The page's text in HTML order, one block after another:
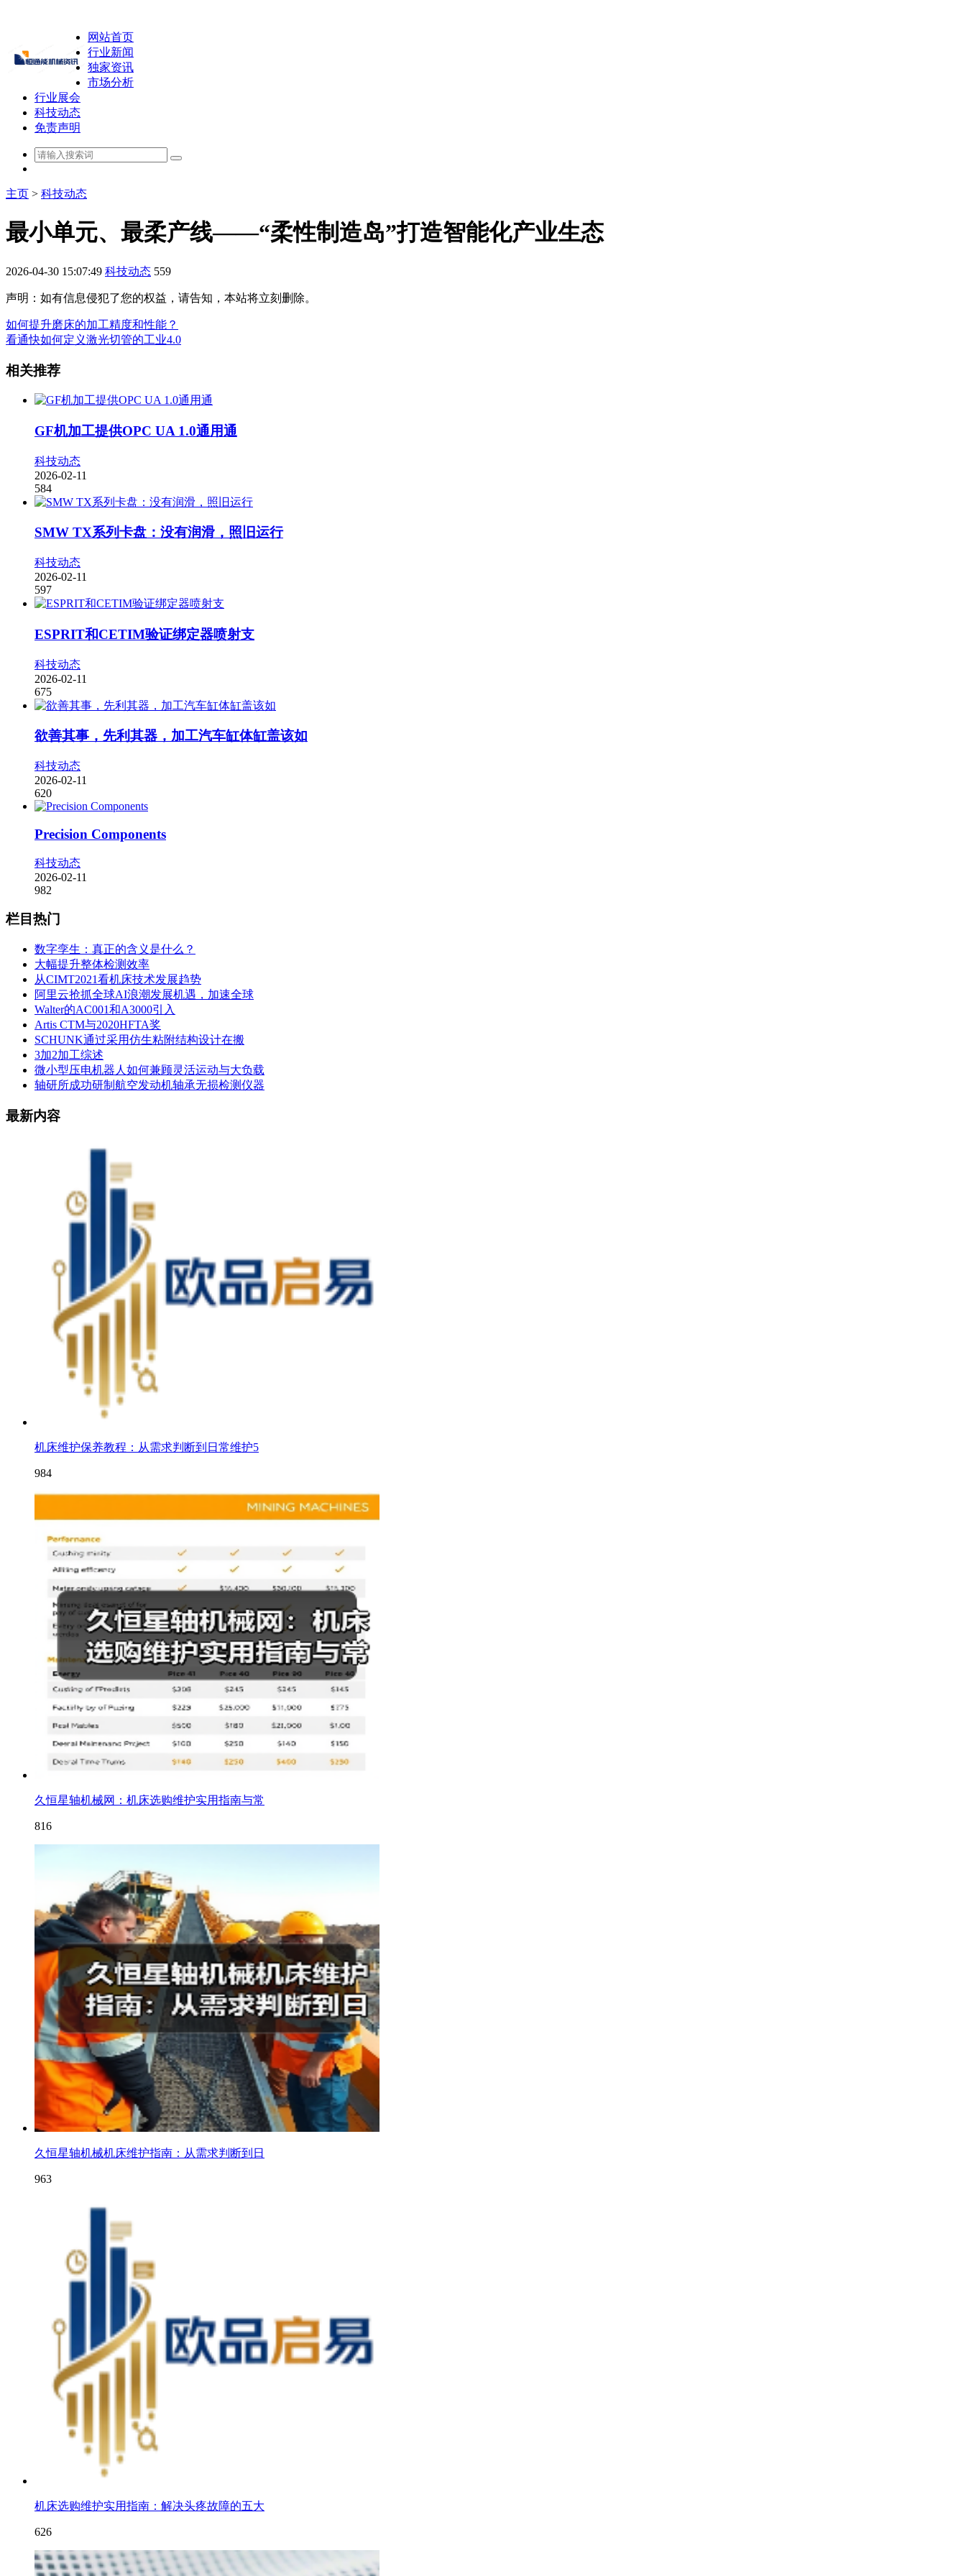
网站首页
行业新闻
独家资讯
市场分析
行业展会
科技动态
免责声明
主页 > 科技动态
最小单元、最柔产线——“柔性制造岛”打造智能化产业生态
2026-04-30 15:07:49 科技动态 559
声明：如有信息侵犯了您的权益，请告知，本站将立刻删除。
如何提升磨床的加工精度和性能？
看通快如何定义激光切管的工业4.0
相关推荐
GF机加工提供OPC UA 1.0通用通
科技动态
2026-02-11
584
SMW TX系列卡盘：没有润滑，照旧运行
科技动态
2026-02-11
597
ESPRIT和CETIM验证绑定器喷射支
科技动态
2026-02-11
675
欲善其事，先利其器，加工汽车缸体缸盖该如
科技动态
2026-02-11
620
Precision Components
科技动态
2026-02-11
982
栏目热门
数字孪生：真正的含义是什么？
大幅提升整体检测效率
从CIMT2021看机床技术发展趋势
阿里云抢抓全球AI浪潮发展机遇，加速全球
Walter的AC001和A3000引入
Artis CTM与2020HFTA奖
SCHUNK通过采用仿生粘附结构设计在搬
3加2加工综述
微小型压电机器人如何兼顾灵活运动与大负载
轴研所成功研制航空发动机轴承无损检测仪器
最新内容
机床维护保养教程：从需求判断到日常维护5
984
久恒星轴机械网：机床选购维护实用指南与常
816
久恒星轴机械机床维护指南：从需求判断到日
963
机床选购维护实用指南：解决头疼故障的五大
626